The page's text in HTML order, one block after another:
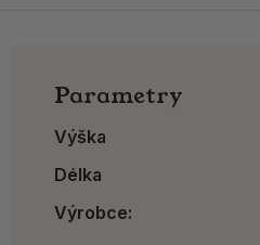
Parametry
Výška
Délka
Výrobce: